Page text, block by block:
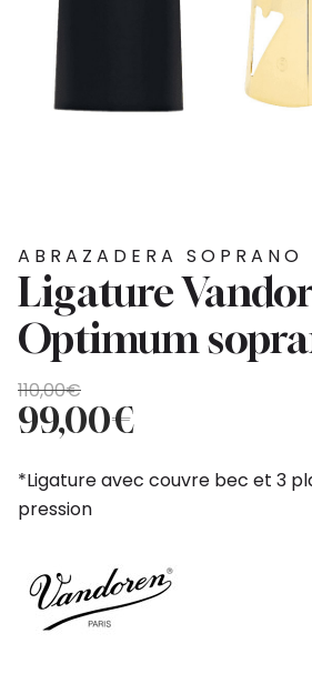
ABRAZADERA SOPRANO
Ligature
Optimum
110,00€
El
precio
original
era:
110,00€.
99,00€
El
precio
actual
es:
99,00€.
*Ligature avec couvre bec et 3
pression